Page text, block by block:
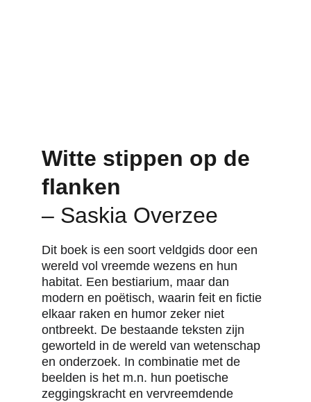
Dit boek is een soort veldgids door een
wereld vol vreemde wezens en hun
habitat. Een bestiarium, maar dan
modern en poëtisch, waarin feit en fictie
elkaar raken en humor zeker niet
ontbreekt. De bestaande teksten zijn
geworteld in de wereld van wetenschap
en onderzoek. In combinatie met de
beelden is het m.n. hun poetische
zeggingskracht en vervreemdende
Witte stippen op de
flanken
– Saskia Overzee